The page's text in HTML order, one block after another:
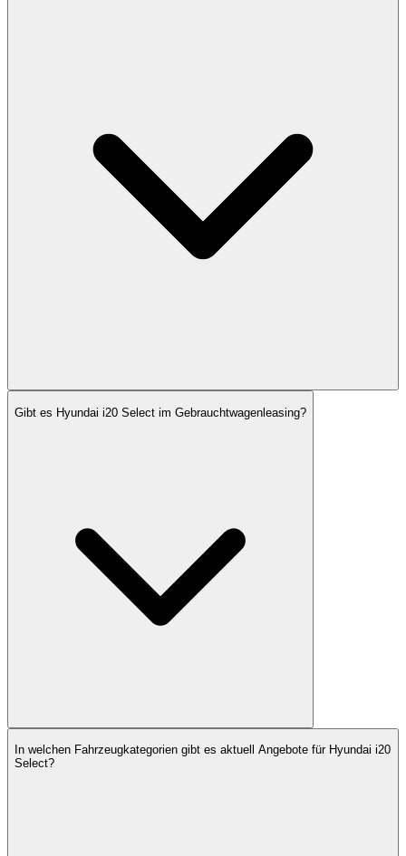
Gibt es Hyundai i20 Select im Gebrauchtwagenleasing?
In welchen Fahrzeugkategorien gibt es aktuell Angebote für Hyundai i20
Select?